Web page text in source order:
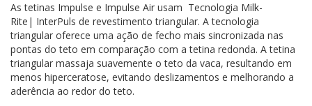
As tetinas Impulse e Impulse Air usam Tecnologia Milk-
Rite| InterPuls de revestimento triangular. A tecnologia
triangular oferece uma ação de fecho mais sincronizada nas
pontas do teto em comparação com a tetina redonda. A tetina
triangular massaja suavemente o teto da vaca, resultando em
menos hiperceratose, evitando deslizamentos e melhorando a
aderência ao redor do teto.